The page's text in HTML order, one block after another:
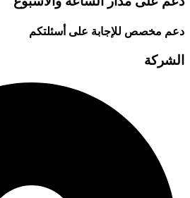
دعم مخصص للإجابة على أسئلتكم
الشركة